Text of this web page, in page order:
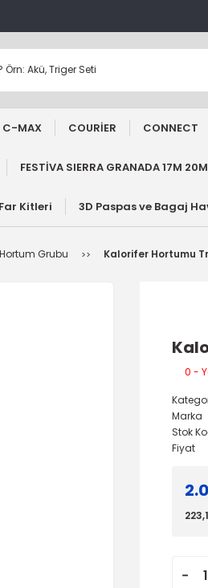
C-MAX COURİER CONNECT
FESTİVA SIERRA GRANADA 17M 20M
Kitleri 3D Paspas ve Bagaj
Grubu Kalorifer Hortumu
0 -
Marka
Stok
Fiyat